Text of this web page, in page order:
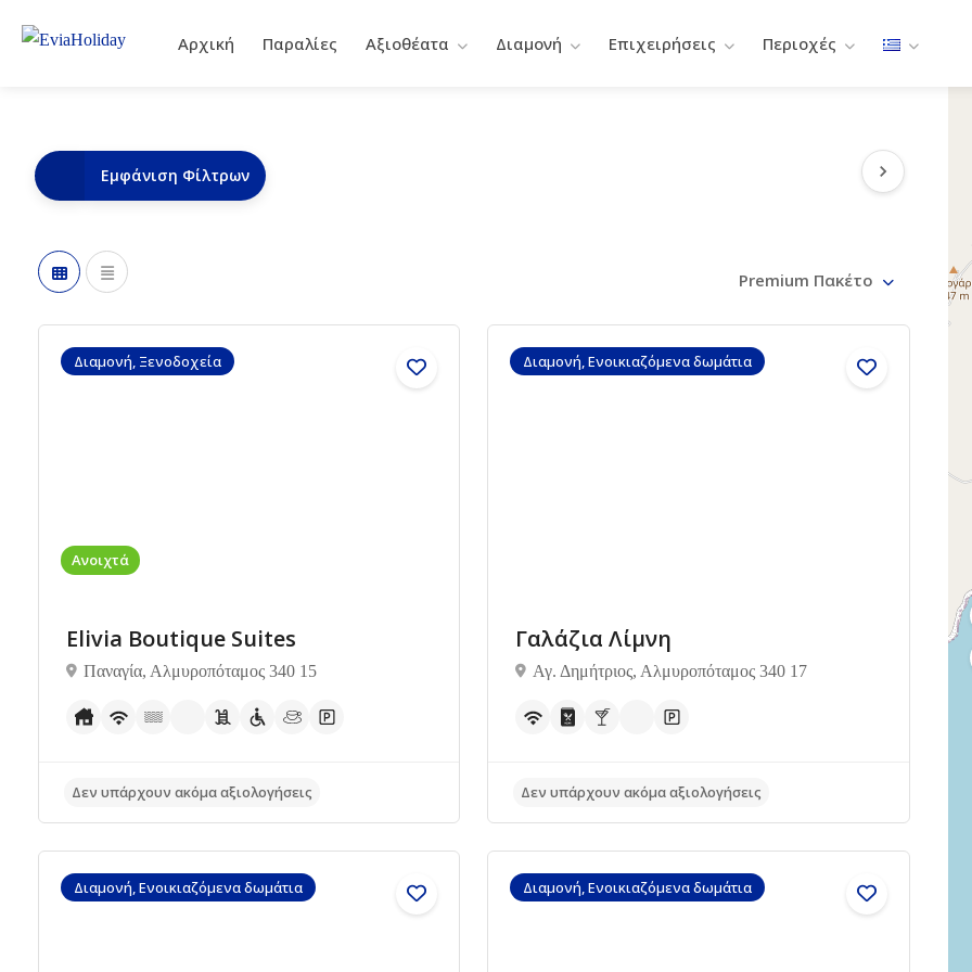
Αρχική Παραλίες Αξιοθέατα Διαμονή Επιχειρήσεις Περιοχές
Εμφάνιση Φίλτρων
Premium Πακέτο
Ανοιχτά
Διαμονή, Ξενοδοχεία
Elivia Boutique Suites
Παναγία, Αλμυροπόταμος 340 15
Δεν υπάρχουν ακόμα αξιολογήσεις
Διαμονή, Ενοικιαζόμενα δωμάτια
Γαλάζια Λίμνη
Αγ. Δημήτριος, Αλμυροπόταμος 340 17
Δεν υπάρχουν ακόμα αξιολογήσεις
Διαμονή, Ενοικιαζόμενα δωμάτια Διαμονή, Ενοικιαζόμενα δωμάτια